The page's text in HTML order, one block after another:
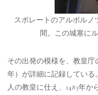
スポレートのアルボル
間。この城塞に
その出発の模様を、教皇庁
年）が詳細に記録している
人の教皇に仕え、1483年か